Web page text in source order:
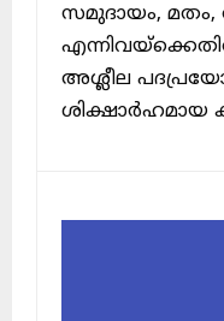
സമുദായം, മതം,
അശ്ലീല
ശിക്ഷാർഹമായ